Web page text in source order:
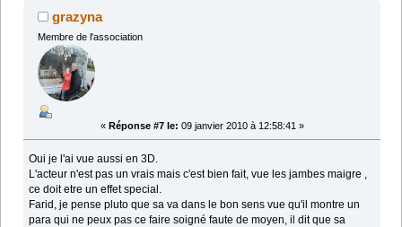
grazyna
Membre de l'association
« Réponse #7 le: 09 janvier 2010 à 12:58:41 »
Oui je l'ai vue aussi en 3D.
L'acteur n'est pas un vrais mais c'est bien fait, vue les jambes maigre ,
ce doit etre un effet special.
Farid, je pense pluto que sa va dans le bon sens vue qu'il montre un
para qui ne peux pas ce faire soigné faute de moyen, il dit que sa